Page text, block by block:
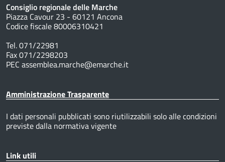
Consiglio regionale delle Marche
Piazza Cavour 23 - 60121 Ancona
Codice fiscale 80006310421
Tel. 071/22981
Fax 071/2298203
PEC assemblea.marche@emarche.it
Amministrazione Trasparente
I dati personali pubblicati sono riutilizzabili solo alle condizioni
previste dalla normativa vigente
Link utili